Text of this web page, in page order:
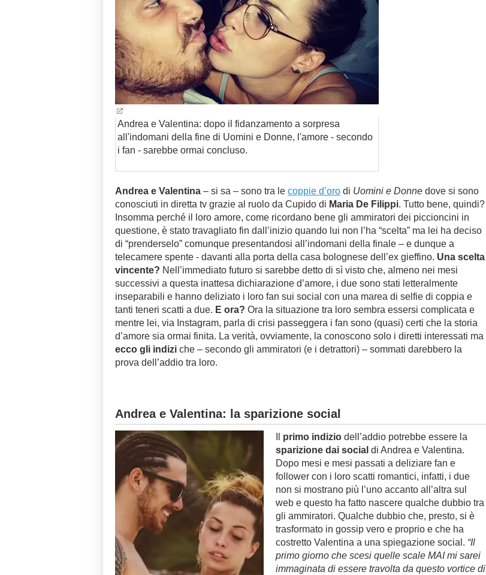
Andrea e Valentina: dopo il fidanzamento a sorpresa
all'indomani della fine di Uomini e Donne, l'amore - secondo
i fan - sarebbe ormai concluso.
Andrea e Valentina – si sa – sono tra le coppie d’oro di Uomini e Donne dove si sono
conosciuti in diretta tv grazie al ruolo da Cupido di Maria De Filippi. Tutto bene, quindi?
Insomma perché il loro amore, come ricordano bene gli ammiratori dei piccioncini in
questione, è stato travagliato fin dall’inizio quando lui non l’ha “scelta” ma lei ha deciso
di “prenderselo” comunque presentandosi all’indomani della finale – e dunque a
telecamere spente - davanti alla porta della casa bolognese dell’ex gieffino. Una scelta
vincente? Nell’immediato futuro si sarebbe detto di sì visto che, almeno nei mesi
successivi a questa inattesa dichiarazione d’amore, i due sono stati letteralmente
inseparabili e hanno deliziato i loro fan sui social con una marea di selfie di coppia e
tanti teneri scatti a due. E ora? Ora la situazione tra loro sembra essersi complicata e
mentre lei, via Instagram, parla di crisi passeggera i fan sono (quasi) certi che la storia
d’amore sia ormai finita. La verità, ovviamente, la conoscono solo i diretti interessati ma
ecco gli indizi che – secondo gli ammiratori (e i detrattori) – sommati darebbero la
prova dell’addio tra loro.
Andrea e Valentina: la sparizione social
primo indizio dell’addio potrebbe essere la
sparizione dai social di Andrea e Valentina.
Dopo mesi e mesi passati a deliziare fan e
follower con i loro scatti romantici, infatti, i due
non si mostrano più l’uno accanto all’altra sul
web e questo ha fatto nascere qualche dubbio tra
gli ammiratori. Qualche dubbio che, presto, si è
trasformato in gossip vero e proprio e che ha
costretto Valentina a una spiegazione social. “Il
primo giorno che scesi quelle scale MAI mi sarei
immaginata di essere travolta da questo vortice di